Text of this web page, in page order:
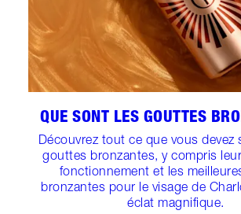
QUE SONT LES GOUTTES
Découvrez tout ce que vous devez
gouttes bronzantes, y compris
fonctionnement et les
bronzantes pour le visage de
éclat magnifique.